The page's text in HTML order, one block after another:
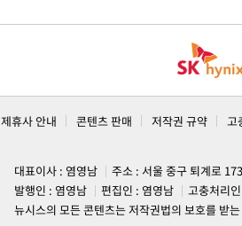
제휴사 안내 콘텐츠 판매 저작권 규약 고
대표이사 : 염영남 주소 : 서울 중구 퇴계로
발행인 : 염영남
편집인 : 염영남 고충처리
뉴시스의 모든 콘텐츠는 저작권법의 보호를